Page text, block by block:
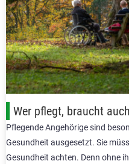
Wer pflegt, braucht
Pflegende Angehörige sind
Gesundheit ausgesetzt. Sie
Gesundheit achten. Denn ohne